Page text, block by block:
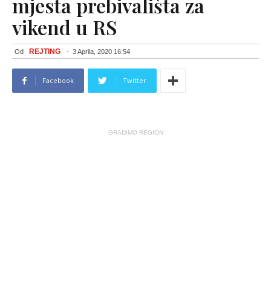
vikend u RS
Od REJTING - 3 Aprila, 2020 16:54
Facebook Twitter
GRADIMO REGION